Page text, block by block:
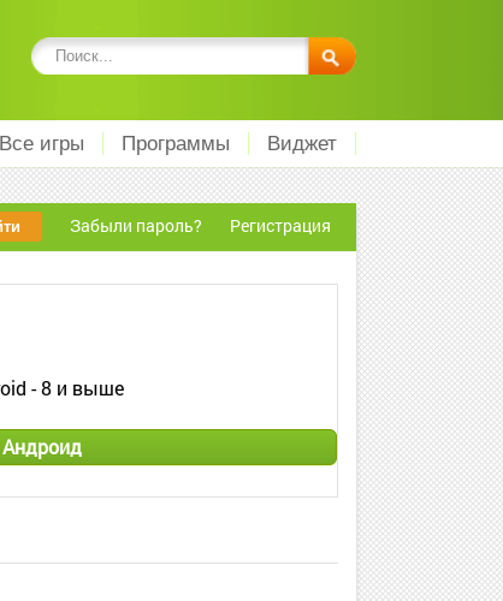
Все игры Программы Виджет
Забыли пароль? Регистрация
- 8 и выше